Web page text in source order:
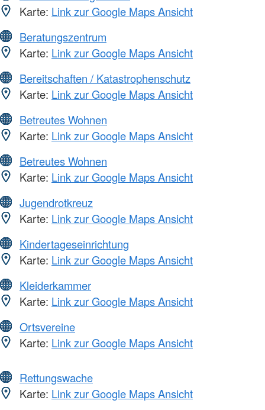
Karte: Link zur Google Maps Ansicht
Beratungszentrum
Karte: Link zur Google Maps Ansicht
Bereitschaften / Katastrophenschutz
Karte: Link zur Google Maps Ansicht
Betreutes Wohnen
Karte: Link zur Google Maps Ansicht
Betreutes Wohnen
Karte: Link zur Google Maps Ansicht
Jugendrotkreuz
Karte: Link zur Google Maps Ansicht
Kindertageseinrichtung
Karte: Link zur Google Maps Ansicht
Kleiderkammer
Karte: Link zur Google Maps Ansicht
Ortsvereine
Karte: Link zur Google Maps Ansicht
Rettungswache
Karte: Link zur Google Maps Ansicht